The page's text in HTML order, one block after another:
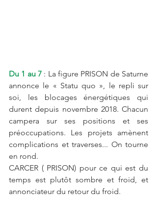
Du 1 au 7 : La figure PRISON de Saturne
annonce le « Statu quo », le repli sur
soi, les blocages énergétiques qui
durent depuis novembre 2018. Chacun
campera sur ses positions et ses
préoccupations. Les projets amènent
complications et traverses... On tourne
en rond.
CARCER ( PRISON) pour ce qui est du
temps est plutôt sombre et froid, et
annonciateur du retour du froid.